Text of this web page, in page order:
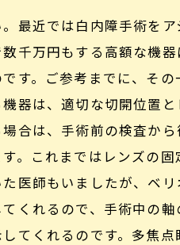
最近では白内障手術を
千万円もする高額な機
す。ご参考までに、そ
器は、適切な切開位置
合は、手術前の検査か
。これまではレンズの
医師もいましたが、ベ
くれるので、手術中の
てくれるのです。多焦